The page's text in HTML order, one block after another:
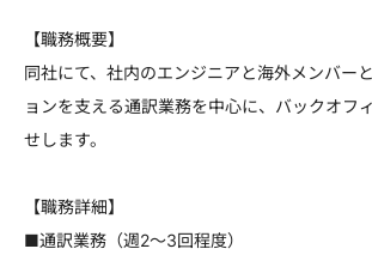
【職務概要】
同社にて、社内のエンジニアと海外メンバー
ョンを支える通訳業務を中心に、バックオフ
せします。
【職務詳細】
■通訳業務（週2～3回程度）